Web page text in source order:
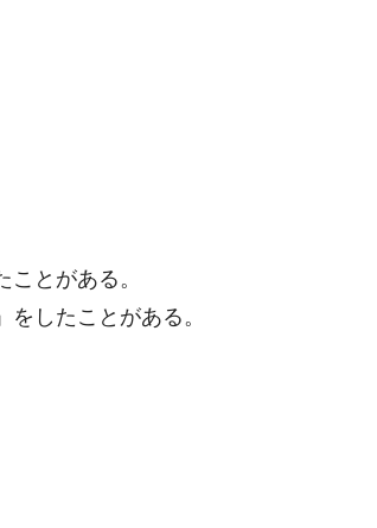
とがある。
したことがある。